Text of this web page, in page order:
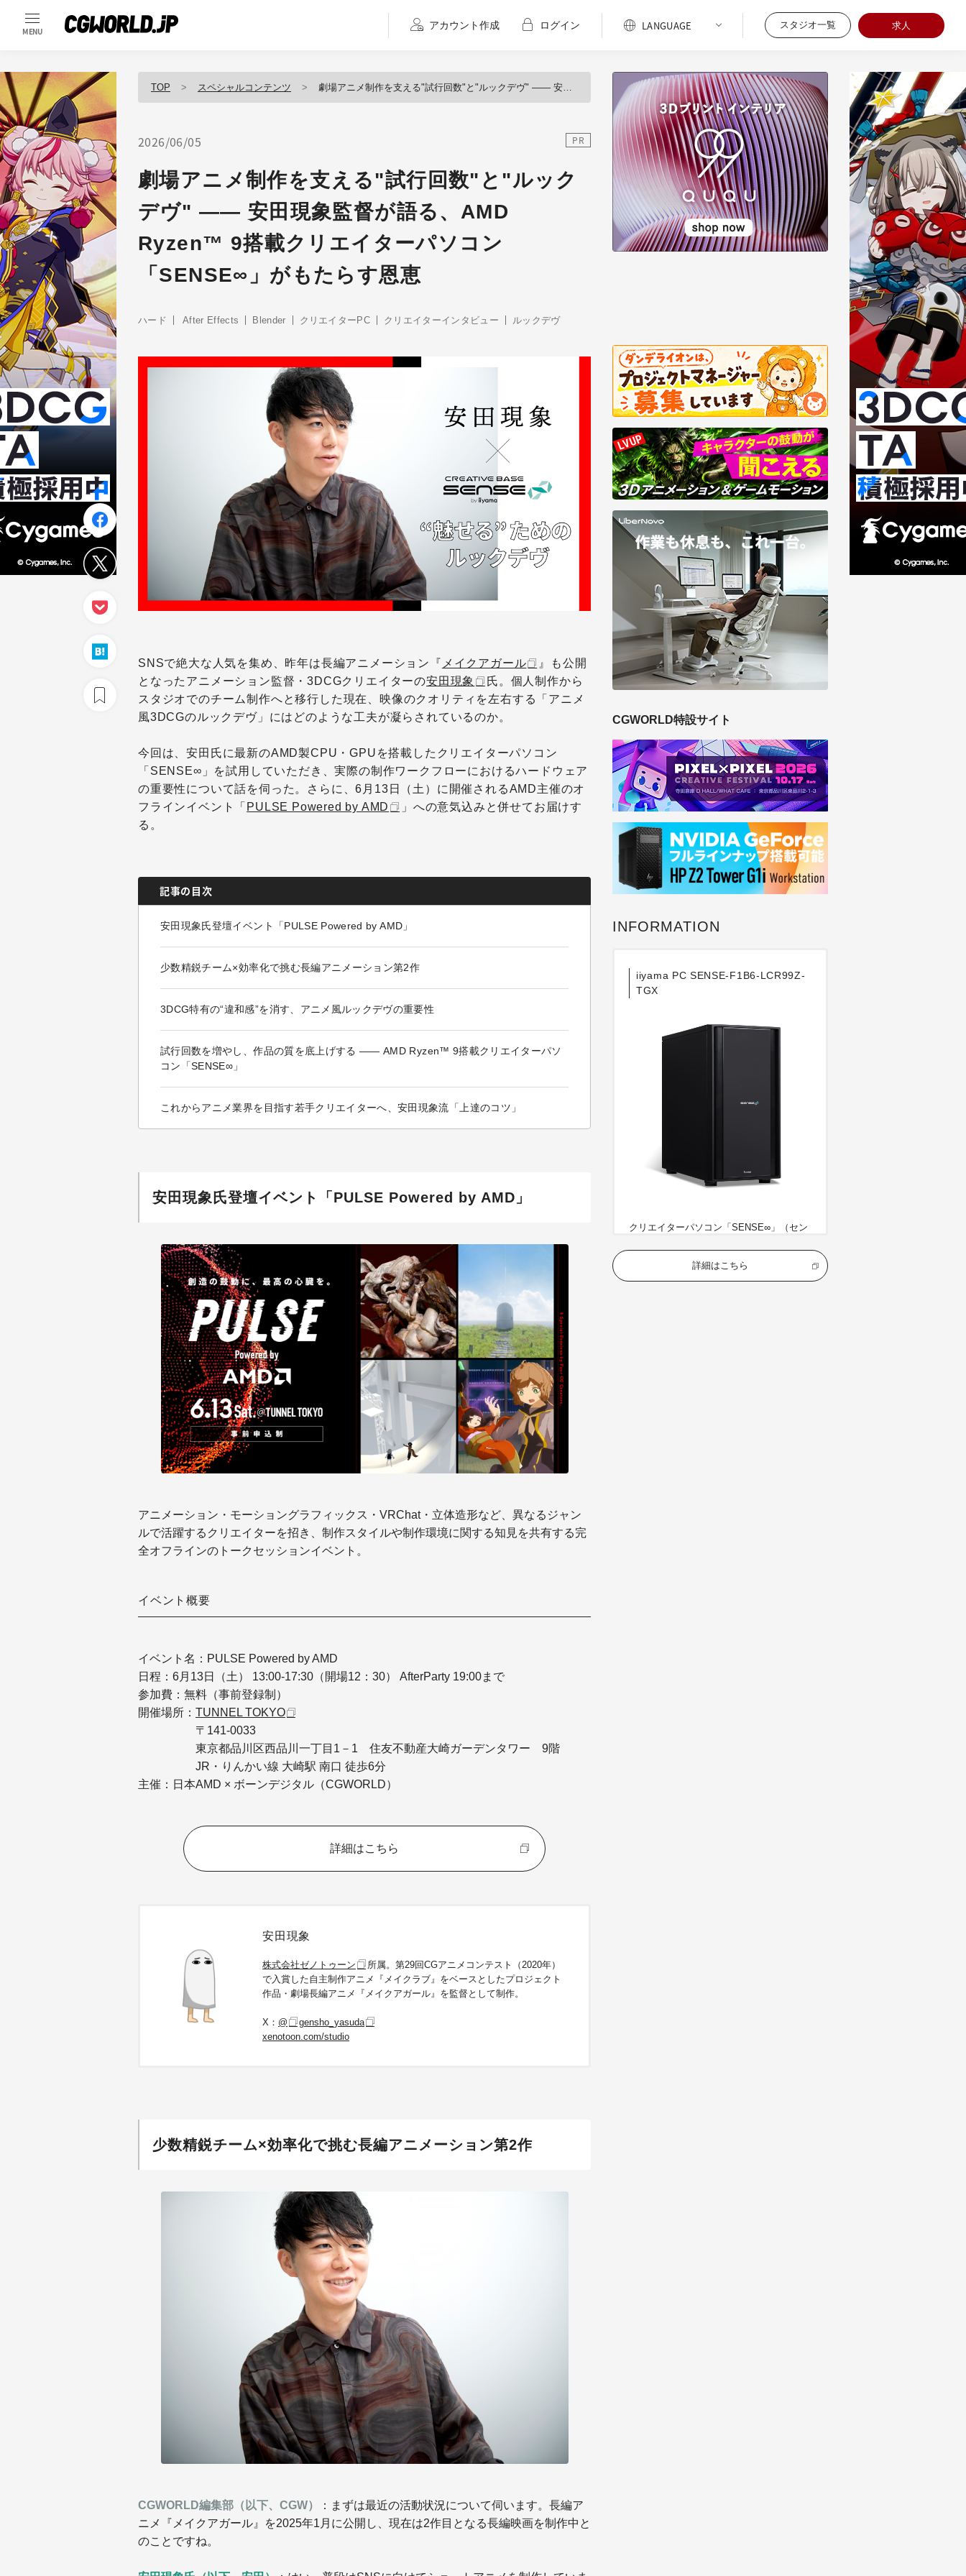
MENU
アカウント作成 ログイン スタジオ一覧 求人
TOP スペシャルコンテンツ 劇場アニメ制作を支える"試行回数"と"ルックデヴ" ―― 安田現象監督が語る、AMD Ryzen™ 9搭載クリエイターパソコン「SENSE∞」がもたらす恩恵
2026/06/05 PR
劇場アニメ制作を支える"試行回数"と"ルック
デヴ" ―― 安田現象監督が語る、AMD
Ryzen™ 9搭載クリエイターパソコン
「SENSE∞」がもたらす恩恵
ハード After Effects Blender クリエイターPC クリエイターインタビュー ルックデヴ
SNSで絶大な人気を集め、昨年は長編アニメーション『 メイクアガール
』も公開
となったアニメーション監督・3DCGクリエイターの安田現象
氏。個人制作から
スタジオでのチーム制作へと移行した現在、映像のクオリティを左右する「アニメ
風3DCGのルックデヴ」にはどのような工夫が凝らされているのか。
今回は、安田氏に最新のAMD製CPU・GPUを搭載したクリエイターパソコン
「SENSE∞」を試用していただき、実際の制作ワークフローにおけるハードウェア
の重要性について話を伺った。さらに、6月13日（土）に開催されるAMD主催のオ
フラインイベント「 PULSE Powered by AMD
」への意気込みと併せてお届けす
る。
記事の目次
安田現象氏登壇イベント「PULSE Powered by AMD」
少数精鋭チーム×効率化で挑む長編アニメーション第2作
3DCG特有の“違和感”を消す、アニメ風ルックデヴの重要性
試行回数を増やし、作品の質を底上げする —— AMD Ryzen™ 9搭載クリエイターパソ
コン「SENSE∞」
これからアニメ業界を目指す若手クリエイターへ、安田現象流「上達のコツ」
安田現象氏登壇イベント「PULSE Powered by AMD」
アニメーション・モーショングラフィックス・VRChat・立体造形など、異なるジャン
ルで活躍するクリエイターを招き、制作スタイルや制作環境に関する知見を共有する完
全オフラインのトークセッションイベント。
イベント概要
イベント名：PULSE Powered by AMD
日程：6月13日（土） 13:00-17:30（開場12：30） AfterParty 19:00まで
参加費：無料 （事前登録制）
開催場所： TUNNEL TOKYO
〒141-0033
東京都品川区西品川一丁目1－1 住友不動産大崎ガーデンタワー 9階
JR・りんかい線 大崎駅 南口 徒歩6分
主催：日本AMD × ボーンデジタル（CGWORLD）
詳細はこちら
安田現象
株式会社ゼノトゥーン
所属。第29回CGアニメコンテスト（2020年）
で入賞した自主制作アニメ『メイクラブ』をベースとしたプロジェクト
作品・劇場長編アニメ『メイクアガール』を監督として制作。
X： @
gensho_yasuda
xenotoon.com/studio
少数精鋭チーム×効率化で挑む長編アニメーション第2作
CGWORLD編集部（以下、CGW）
：まずは最近の活動状況について伺います。長編ア
ニメ『メイクアガール』を2025年1月に公開し、現在は2作目となる長編映画を制作中と
のことですね。
CGWORLD特設サイト
INFORMATION
iiyama PC SENSE-F1B6-LCR99Z-
TGX
クリエイターパソコン「SENSE∞」（セン
CPU：AMD Ryzen™ 9 9950X3D
GPU：AMD Radeon™ RX 9070 XT
詳細はこちら